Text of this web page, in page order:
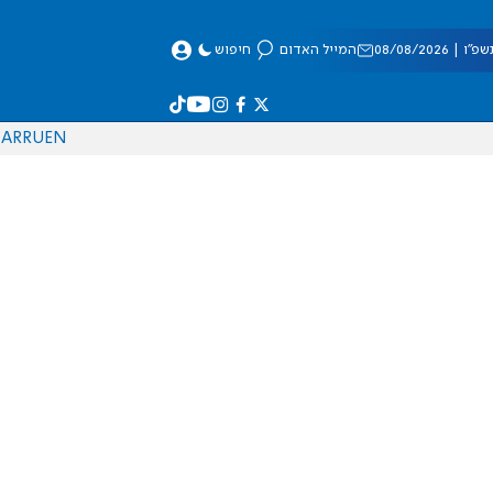
08/2026 המייל האדום חיפוש
EN
RU
AR